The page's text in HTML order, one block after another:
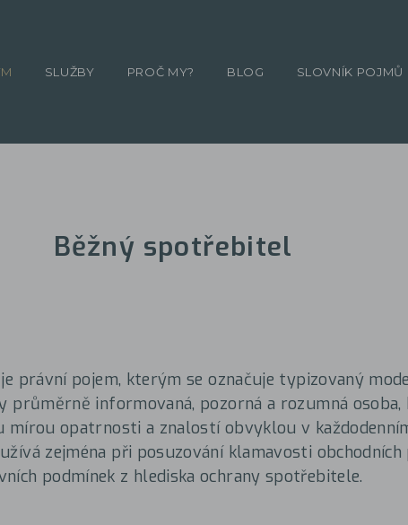
Běžný spotřebitel
právní pojem, kterým se označuje typizovaný
průměrně informovaná, pozorná a rozumná osoba,
mírou opatrnosti a znalostí obvyklou v
zejména při posuzování klamavosti obchodních
podmínek z hlediska ochrany spotřebitele.
SLUŽBY PROČ MY? BLOG SLOVNÍK POJMŮ